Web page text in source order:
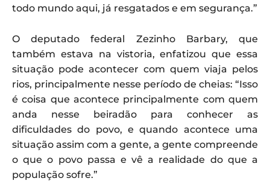
todo mundo aqui, já resgatados e em segurança.”
O deputado federal Zezinho Barbary, que
também estava na vistoria, enfatizou que essa
situação pode acontecer com quem viaja pelos
rios, principalmente nesse período de cheias: “Isso
é coisa que acontece principalmente com quem
anda nesse beiradão para conhecer as
dificuldades do povo, e quando acontece uma
situação assim com a gente, a gente compreende
o que o povo passa e vê a realidade do que a
população sofre.”